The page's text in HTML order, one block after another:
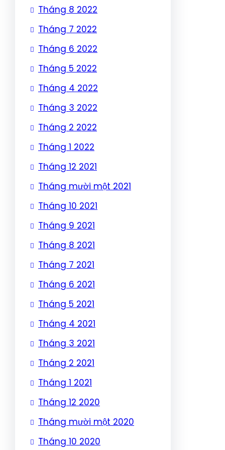
Tháng 8 2022
Tháng 7 2022
Tháng 6 2022
Tháng 5 2022
Tháng 4 2022
Tháng 3 2022
Tháng 2 2022
Tháng 1 2022
Tháng 12 2021
Tháng mười một 2021
Tháng 10 2021
Tháng 9 2021
Tháng 8 2021
Tháng 7 2021
Tháng 6 2021
Tháng 5 2021
Tháng 4 2021
Tháng 3 2021
Tháng 2 2021
Tháng 1 2021
Tháng 12 2020
Tháng mười một 2020
Tháng 10 2020